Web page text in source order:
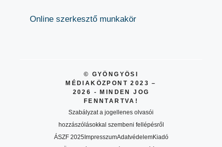
Online szerkesztő munkakör
© GYÖNGYÖSI
MÉDIAKÖZPONT 2023 –
2026 - MINDEN JOG
FENNTARTVA!
Szabályzat a jogellenes olvasói
hozzászólásokkal szembeni fellépésről
ÁSZF 2025ImpresszumAdatvédelemKiadó